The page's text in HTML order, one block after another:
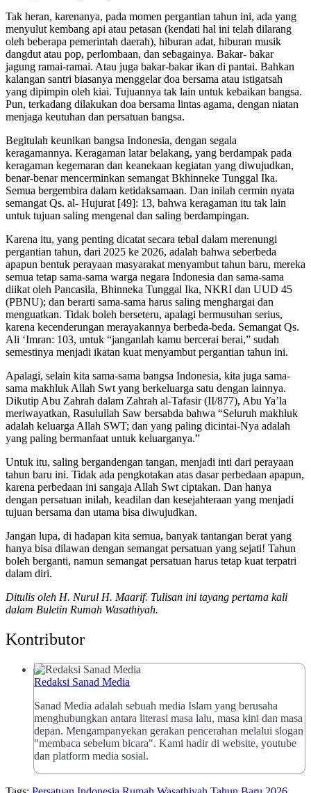
Tak heran, karenanya, pada momen pergantian tahun ini, ada yang
menyulut kembang api atau petasan (kendati hal ini telah dilarang
oleh beberapa pemerintah daerah), hiburan adat, hiburan musik
dangdut atau pop, perlombaan, dan sebagainya. Bakar- bakar
jagung ramai-ramai. Atau juga bakar-bakar ikan di pantai. Bahkan
kalangan santri biasanya menggelar doa bersama atau istigatsah
yang dipimpin oleh kiai. Tujuannya tak lain untuk kebaikan bangsa.
Pun, terkadang dilakukan doa bersama lintas agama, dengan niatan
menjaga keutuhan dan persatuan bangsa.
Begitulah keunikan bangsa Indonesia, dengan segala
keragamannya. Keragaman latar belakang, yang berdampak pada
keragaman kegemaran dan keanekaan kegiatan yang diwujudkan,
benar-benar mencerminkan semangat Bkhinneke Tunggal Ika.
Semua bergembira dalam ketidaksamaan. Dan inilah cermin nyata
semangat Qs. al- Hujurat [49]: 13, bahwa keragaman itu tak lain
untuk tujuan saling mengenal dan saling berdampingan.
Karena itu, yang penting dicatat secara tebal dalam merenungi
pergantian tahun, dari 2025 ke 2026, adalah bahwa seberbeda
apapun bentuk perayaan masyarakat menyambut tahun baru, mereka
semua tetap sama-sama warga negara Indonesia dan sama-sama
diikat oleh Pancasila, Bhinneka Tunggal Ika, NKRI dan UUD 45
(PBNU); dan berarti sama-sama harus saling menghargai dan
menguatkan. Tidak boleh berseteru, apalagi bermusuhan serius,
karena kecenderungan merayakannya berbeda-beda. Semangat Qs.
Ali ‘Imran: 103, untuk “janganlah kamu bercerai berai,” sudah
semestinya menjadi ikatan kuat menyambut pergantian tahun ini.
Apalagi, selain kita sama-sama bangsa Indonesia, kita juga sama-
sama makhluk Allah Swt yang berkeluarga satu dengan lainnya.
Dikutip Abu Zahrah dalam Zahrah al-Tafasir (II/877), Abu Ya’la
meriwayatkan, Rasulullah Saw bersabda bahwa “Seluruh makhluk
adalah keluarga Allah SWT; dan yang paling dicintai-Nya adalah
yang paling bermanfaat untuk keluarganya.”
Untuk itu, saling bergandengan tangan, menjadi inti dari perayaan
tahun baru ini. Tidak ada pengkotakan atas dasar perbedaan apapun,
karena perbedaan ini sangaja Allah Swt ciptakan. Dan hanya
dengan persatuan inilah, keadilan dan kesejahteraan yang menjadi
tujuan bersama dan utama bisa diwujudkan.
Jangan lupa, di hadapan kita semua, banyak tantangan berat yang
hanya bisa dilawan dengan semangat persatuan yang sejati! Tahun
boleh berganti, namun semangat persatuan harus tetap kuat terpatri
dalam diri.
Ditulis oleh H. Nurul H. Maarif. Tulisan ini tayang pertama kali
dalam Buletin Rumah Wasathiyah.
Kontributor
Redaksi Sanad Media
Sanad Media adalah sebuah media Islam yang berusaha
menghubungkan antara literasi masa lalu, masa kini dan masa
depan. Mengampanyekan gerakan pencerahan melalui slogan
"membaca sebelum bicara". Kami hadir di website, youtube
dan platform media sosial.